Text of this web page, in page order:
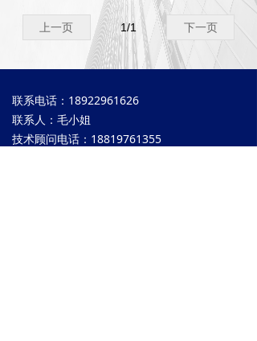
上一页 下一页
1/1
联系电话：18922961626
联系人：毛小姐
技术顾问电话：18819761355